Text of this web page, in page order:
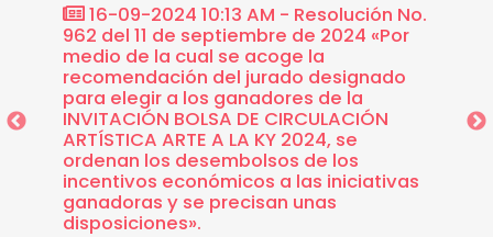
16-09-2024 10:13 AM - Resolución No.
962 del 11 de septiembre de 2024 «Por
medio de la cual se acoge la
recomendación del jurado designado
para elegir a los ganadores de la
INVITACIÓN BOLSA DE CIRCULACIÓN
ARTÍSTICA ARTE A LA KY 2024, se
ordenan los desembolsos de los
incentivos económicos a las iniciativas
ganadoras y se precisan unas
disposiciones».